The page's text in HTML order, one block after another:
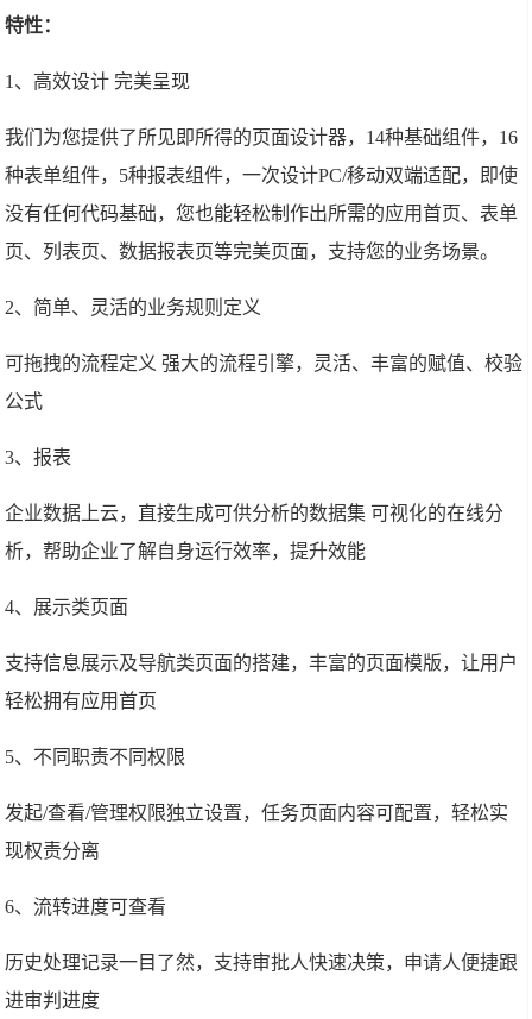
特性：
1、高效设计 完美呈现
我们为您提供了所见即所得的页面设计器，14种基础组件，16
种表单组件，5种报表组件，一次设计PC/移动双端适配，即使
没有任何代码基础，您也能轻松制作出所需的应用首页、表单
页、列表页、数据报表页等完美页面，支持您的业务场景。
2、简单、灵活的业务规则定义
可拖拽的流程定义 强大的流程引擎，灵活、丰富的赋值、校验
公式
3、报表
企业数据上云，直接生成可供分析的数据集 可视化的在线分
析，帮助企业了解自身运行效率，提升效能
4、展示类页面
支持信息展示及导航类页面的搭建，丰富的页面模版，让用户
轻松拥有应用首页
5、不同职责不同权限
发起/查看/管理权限独立设置，任务页面内容可配置，轻松实
现权责分离
6、流转进度可查看
历史处理记录一目了然，支持审批人快速决策，申请人便捷跟
进审判进度